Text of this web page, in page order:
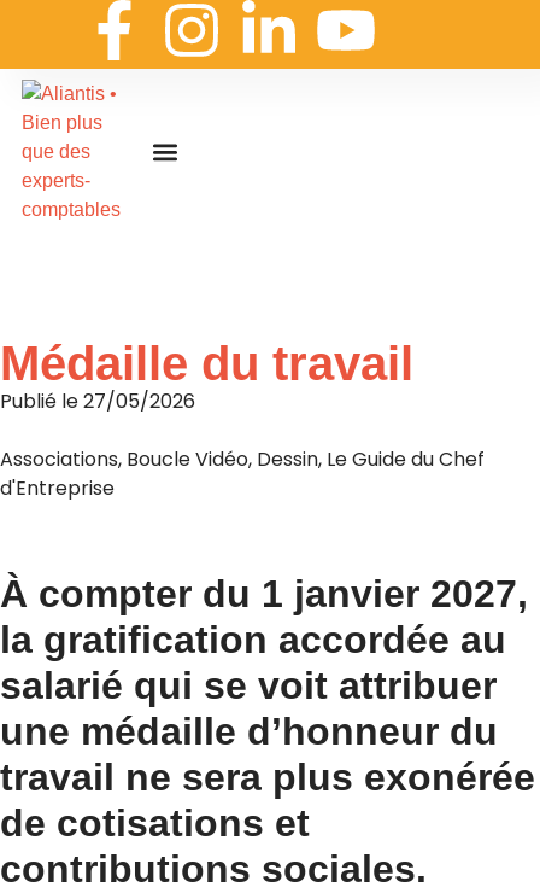
Médaille du travail
Publié le27/05/2026
Associations, Boucle Vidéo, Dessin, Le Guide du Chef
d'Entreprise
À compter du 1 janvier 2027,
la gratification accordée au
salarié qui se voit attribuer
une médaille d’honneur du
travail ne sera plus exonérée
de cotisations et
contributions sociales.